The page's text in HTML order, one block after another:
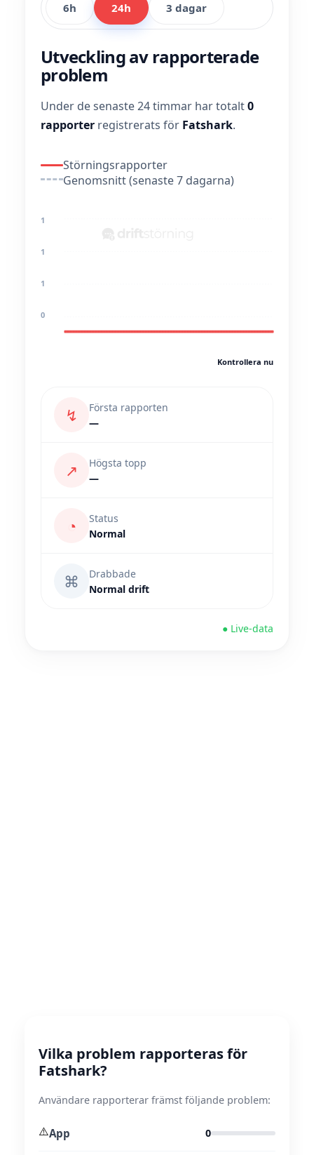
6h 24h 3 dagar
Utveckling av rapporterade
problem
Under de senaste 24 timmar har totalt0
rapporter registrerats för Fatshark.
Störningsrapporter
Genomsnitt (senaste 7 dagarna)
1
1
1
0
Kontrollera nu
↯
Första rapporten
—
↗
Högsta topp
—
◔
Status
Normal
⌘
Drabbade
Normal drift
● Live-data
Vilka problem rapporteras för
Fatshark?
Användare rapporterar främst följande problem:
⚠️App 0